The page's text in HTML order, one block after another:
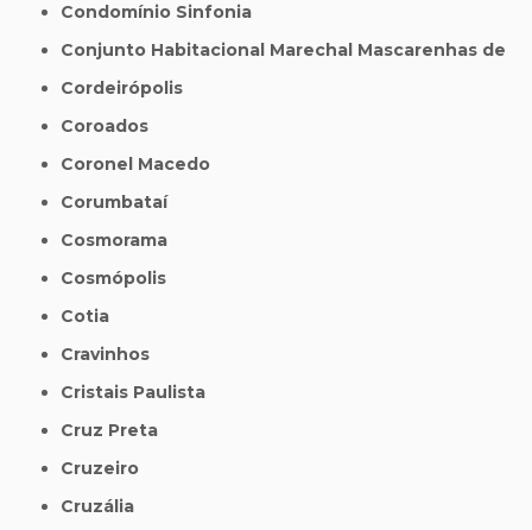
Condomínio Sinfonia
Conjunto Habitacional Marechal Mascarenhas de
Cordeirópolis
Coroados
Coronel Macedo
Corumbataí
Cosmorama
Cosmópolis
Cotia
Cravinhos
Cristais Paulista
Cruz Preta
Cruzeiro
Cruzália